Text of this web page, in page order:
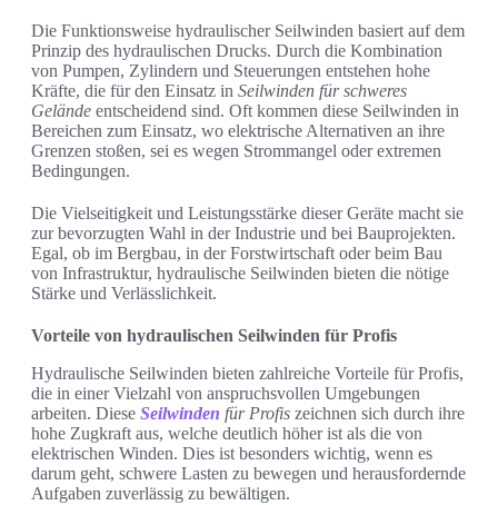
Die Funktionsweise hydraulischer Seilwinden basiert auf dem
Prinzip des hydraulischen Drucks. Durch die Kombination
von Pumpen, Zylindern und Steuerungen entstehen hohe
Kräfte, die für den Einsatz in Seilwinden für schweres
Gelände entscheidend sind. Oft kommen diese Seilwinden in
Bereichen zum Einsatz, wo elektrische Alternativen an ihre
Grenzen stoßen, sei es wegen Strommangel oder extremen
Bedingungen.
Die Vielseitigkeit und Leistungsstärke dieser Geräte macht sie
zur bevorzugten Wahl in der Industrie und bei Bauprojekten.
Egal, ob im Bergbau, in der Forstwirtschaft oder beim Bau
von Infrastruktur, hydraulische Seilwinden bieten die nötige
Stärke und Verlässlichkeit.
Vorteile von hydraulischen Seilwinden für Profis
Hydraulische Seilwinden bieten zahlreiche Vorteile für Profis,
die in einer Vielzahl von anspruchsvollen Umgebungen
arbeiten. Diese Seilwinden für Profis zeichnen sich durch ihre
hohe Zugkraft aus, welche deutlich höher ist als die von
elektrischen Winden. Dies ist besonders wichtig, wenn es
darum geht, schwere Lasten zu bewegen und herausfordernde
Aufgaben zuverlässig zu bewältigen.